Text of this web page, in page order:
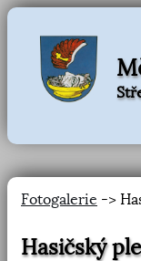
Fotogalerie ->
Hasičský